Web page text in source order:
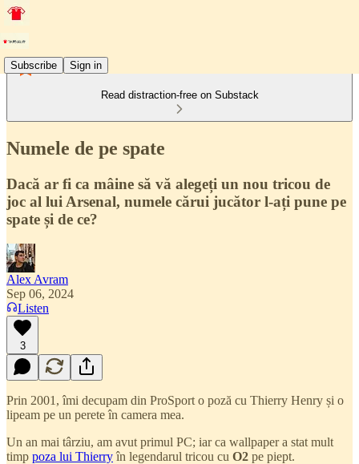
Subscribe Sign in
Read distraction-free on Substack
Numele de pe spate
Dacă ar fi ca mâine să vă alegeți un nou tricou de
joc al lui Arsenal, numele cărui jucător l-ați pune pe
spate și de ce?
Alex Avram
Sep 06, 2024
Listen
3
Prin 2001, îmi decupam din ProSport o poză cu Thierry Henry și o
lipeam pe un perete în camera mea.
Un an mai târziu, am avut primul PC; iar ca wallpaper a stat mult
timp poza lui Thierryîn legendarul tricou cu O2 pe piept.